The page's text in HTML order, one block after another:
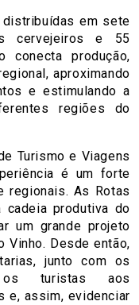
distribuídas em sete
cervejeiros e 55
conecta produção,
aproximando
e estimulando a
regiões do
Turismo e Viagens
é um forte
regionais. As Rotas
cadeia produtiva do
um grande projeto
Vinho. Desde então,
junto com os
os turistas aos
e, assim, evidenciar